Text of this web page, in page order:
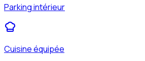
Parking intérieur
Cuisine équipée